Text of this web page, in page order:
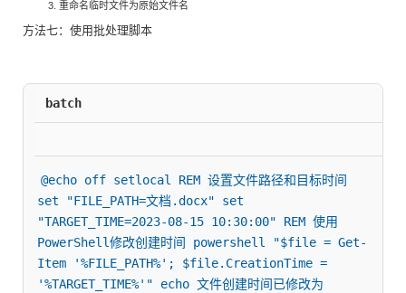
重命名临时文件为原始文件名
方法七：使用批处理脚本
batch
@echo off setlocal REM 设置文件路径和目标时间
set "FILE_PATH=文档.docx" set
"TARGET_TIME=2023-08-15 10:30:00" REM 使用
PowerShell修改创建时间 powershell "$file = Get-
Item '%FILE_PATH%'; $file.CreationTime =
'%TARGET_TIME%'" echo 文件创建时间已修改为